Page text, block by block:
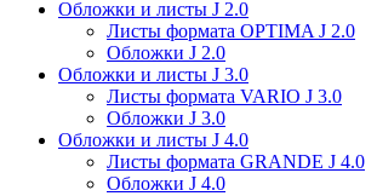
Обложки и листы J 2.0
Листы формата OPTIMA J 2.0
Обложки J 2.0
Обложки и листы J 3.0
Листы формата VARIO J 3.0
Обложки J 3.0
Обложки и листы J 4.0
Листы формата GRANDE J 4.0
Обложки J 4.0